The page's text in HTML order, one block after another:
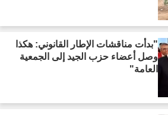
"بدأت مناقشات الإطار القانوني: هكذا
وصل أعضاء حزب الجيد إلى الجمعية
العامة"